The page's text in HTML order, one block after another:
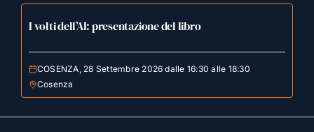
I volti dell’AI: presentazione del libro
COSENZA, 28 Settembre 2026 dalle 16:30 alle 18:30
Cosenza